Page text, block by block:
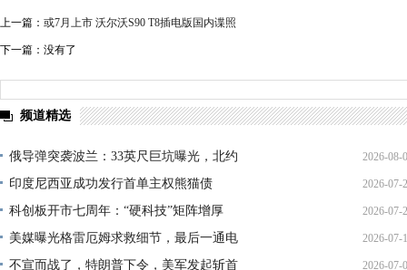
上一篇： 或7月上市 沃尔沃S90 T8插电版国内谍照
下一篇：没有了
频道精选
俄导弹突袭波兰：33英尺巨坑曝光，北约 2026-08-
印度尼西亚成功发行首单主权熊猫债 2026-07-
科创板开市七周年：“硬科技”矩阵增厚 2026-07-
美媒曝光格雷厄姆求救细节，最后一通电 2026-07-
不宣而战了，特朗普下令，美军发起斩首 2026-07-